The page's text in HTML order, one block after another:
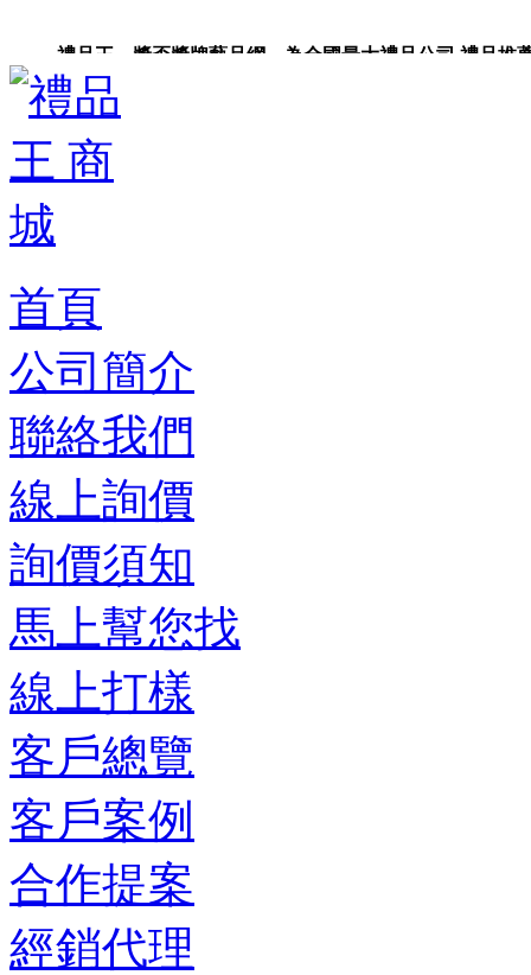
禮品王 獎盃獎牌藝品網 為全國最大禮品公司,禮品推
禮品卡,企業禮品,禮品小物,高級禮品,禮品網站。
首頁
公司簡介
聯絡我們
線上詢價
詢價須知
馬上幫您找
線上打樣
客戶總覽
客戶案例
合作提案
經銷代理